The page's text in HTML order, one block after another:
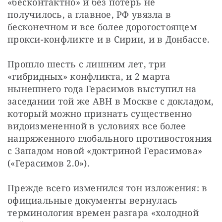
получилось, а главное, РФ увязла в
бесконечном и все более дорогостоящем
прокси-конфликте и в Сирии, и в Донбассе.
Прошло шесть с лишним лет, три
«гибридных» конфликта, и 2 марта
нынешнего года Герасимов выступил на
заседании той же АВН в Москве с докладом,
который можно признать существенно
видоизмененной в условиях все более
напряженного глобального противостояния
с Западом новой «доктриной Герасимова»
(«Герасимов 2.0»).
Прежде всего изменился тон изложения: в
официальные документы вернулась
терминология времен разгара «холодной